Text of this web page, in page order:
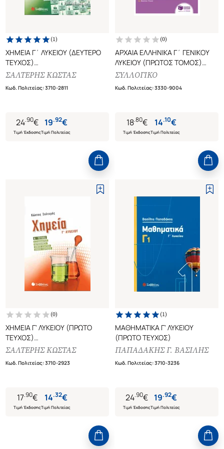
(1)
ΧΗΜΕΙΑ Γ΄ ΛΥΚΕΙΟΥ (ΔΕΥΤΕΡΟ
ΤΕΥΧΟΣ)
ΟΞΕΑ - ΒΑΣΕΙΣ, ΙΟΝΤΙΚΗ
ΔΟΜΗΣΗ, ΠΕΡΙΟΔΙΚΟΣ ΠΙΝΑΚΑΣ
ΣΑΛΤΕΡΗΣ ΚΩΣΤΑΣ
Κωδ. Πολιτείας:3710-2811
24.90€
Τιμή Έκδοσης
19.92€
Τιμή Πολιτείας
(0)
ΑΡΧΑΙΑ ΕΛΛΗΝΙΚΑ Γ΄ ΓΕΝΙΚΟΥ
ΛΥΚΕΙΟΥ (ΠΡΩΤΟΣ ΤΟΜΟΣ)
(+ΑΝΑΛΥΣΗ ΤΩΝ ΚΕΙΜΕΝΩΝ
ΦΑΚΕΛΟΣ ΥΛΙΚΟΥ - ΟΜΑΔΑ
ΣΥΛΛΟΓΙΚΟ
Κωδ. Πολιτείας:3330-9004
18.80€
Τιμή Έκδοσης
14.10€
Τιμή Πολιτείας
(0)
ΧΗΜΕΙΑ Γ' ΛΥΚΕΙΟΥ (ΠΡΩΤΟ
ΤΕΥΧΟΣ)
ΟΞΕΙΔΟΑΝΑΓΩΓΗ,
ΚΙΝΗΤΙΚΗ, ΧΗΜΙΚΗ ΙΣΟΡΡΟΠΙΑ
ΣΑΛΤΕΡΗΣ ΚΩΣΤΑΣ
Κωδ. Πολιτείας:3710-2923
17.90€
Τιμή Έκδοσης
14.32€
Τιμή Πολιτείας
(1)
ΜΑΘΗΜΑΤΙΚΑ Γ' ΛΥΚΕΙΟΥ
(ΠΡΩΤΟ ΤΕΥΧΟΣ)
ΠΑΠΑΔΑΚΗΣ Γ. ΒΑΣΙΛΗΣ
Κωδ. Πολιτείας:3710-3236
24.90€
Τιμή Έκδοσης
19.92€
Τιμή Πολιτείας